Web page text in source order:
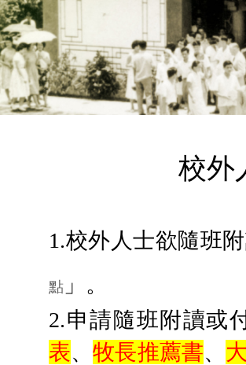
校外
1.校外人士欲隨班
點 」。
2.申請隨班附讀或
表、牧長推薦書、